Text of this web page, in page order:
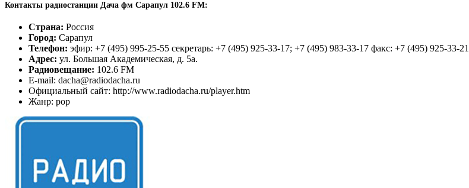
Контакты радиостанции Дача фм Сарапул 102.6 FM:
Страна: Россия
Город: Сарапул
Телефон: эфир: +7 (495) 995-25-55 секретарь: +7 (495) 925-33-17; +7 (495) 983-33-17 факс: +7 (495) 925-33-21
Адрес: ул. Большая Академическая, д. 5а.
Радиовещание: 102.6 FM
E-mail: dacha@radiodacha.ru
Официальный сайт: http://www.radiodacha.ru/player.htm
Жанр: pop